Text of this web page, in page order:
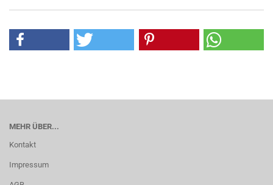
MEHR ÜBER...
Kontakt
Impressum